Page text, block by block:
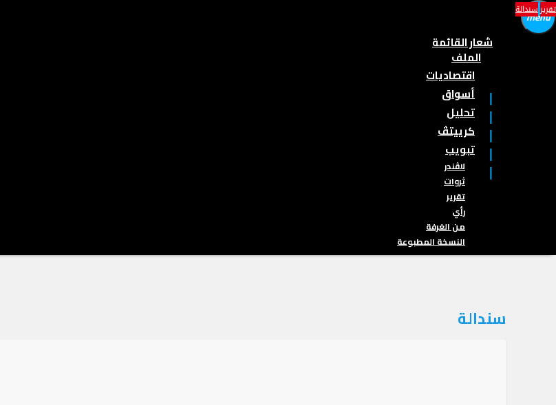
menu
شعار القائمة
الملف
اقتصاديات
أسواق
تحليل
كرييتڤ
تبويب
لاڤندر
ثروات
تقرير
رأي
من الغرفة
النسخة المطبوعة
التصنيف:
سندالة
تقريرسندالة